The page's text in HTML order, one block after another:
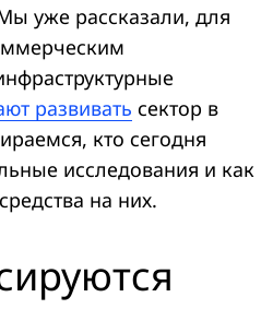
уже рассказали, для
развивать сектор в
кто сегодня
исследования и как
на них.